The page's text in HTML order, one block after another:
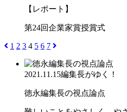
【レポート】
第24回企業家賞授賞式
1 2 3 4 5 6 7
2021.11.15編集長がゆく！
徳永編集長の視点論点